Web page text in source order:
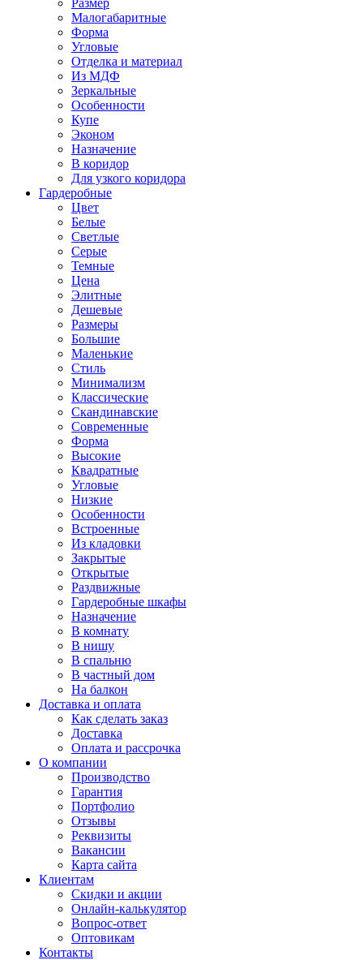
Размер
Малогабаритные
Форма
Угловые
Отделка и материал
Из МДФ
Зеркальные
Особенности
Купе
Эконом
Назначение
В коридор
Для узкого коридора
Гардеробные
Цвет
Белые
Светлые
Серые
Темные
Цена
Элитные
Дешевые
Размеры
Большие
Маленькие
Стиль
Минимализм
Классические
Скандинавские
Современные
Форма
Высокие
Квадратные
Угловые
Низкие
Особенности
Встроенные
Из кладовки
Закрытые
Открытые
Раздвижные
Гардеробные шкафы
Назначение
В комнату
В нишу
В спальню
В частный дом
На балкон
Доставка и оплата
Как сделать заказ
Доставка
Оплата и рассрочка
О компании
Производство
Гарантия
Портфолио
Отзывы
Реквизиты
Вакансии
Карта сайта
Клиентам
Скидки и акции
Онлайн-калькулятор
Вопрос-ответ
Оптовикам
Контакты